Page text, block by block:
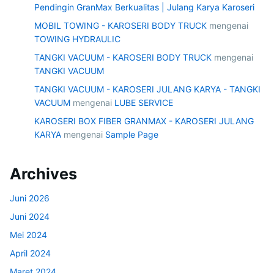
Pendingin GranMax Berkualitas | Julang Karya Karoseri
MOBIL TOWING - KAROSERI BODY TRUCK mengenai
TOWING HYDRAULIC
TANGKI VACUUM - KAROSERI BODY TRUCK mengenai
TANGKI VACUUM
TANGKI VACUUM - KAROSERI JULANG KARYA - TANGKI
VACUUM mengenai LUBE SERVICE
KAROSERI BOX FIBER GRANMAX - KAROSERI JULANG
KARYA mengenai Sample Page
Archives
Juni 2026
Juni 2024
Mei 2024
April 2024